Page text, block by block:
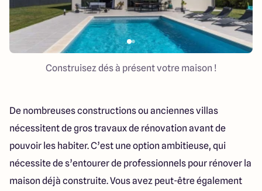
Construisez dés à présent votre maison !
De nombreuses constructions ou anciennes villas
nécessitent de gros travaux de rénovation avant de
pouvoir les habiter. C’est une option ambitieuse, qui
nécessite de s’entourer de professionnels pour rénover la
maison déjà construite. Vous avez peut-être également